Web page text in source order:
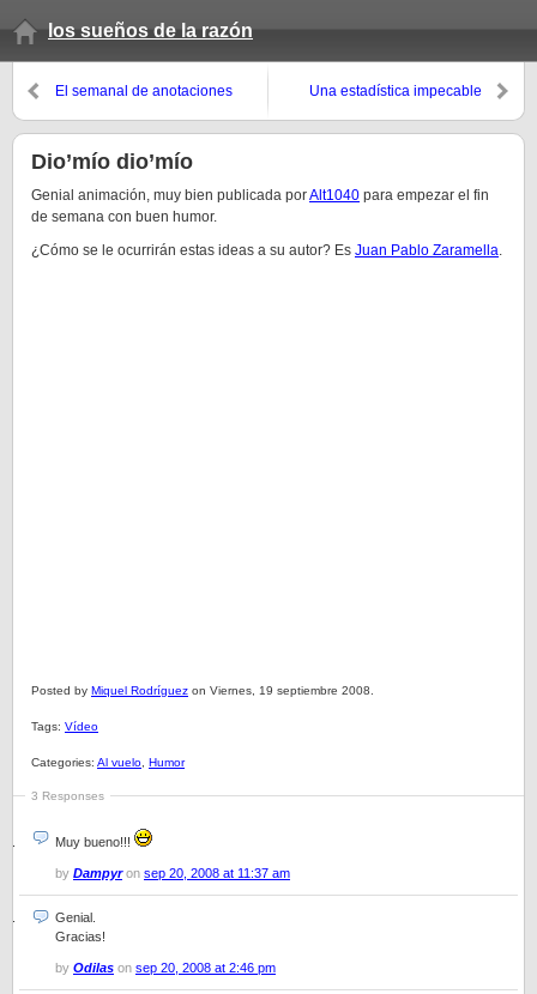
los sueños de la razón
El semanal de anotaciones
Una estadística impecable
Dio’mío dio’mío
Genial animación, muy bien publicada porAlt1040 para empezar el fin
de semana con buen humor.
¿Cómo se le ocurrirán estas ideas a su autor? Es Juan Pablo Zaramella.
Posted by Miquel Rodríguez on Viernes, 19 septiembre 2008.
Tags: Vídeo
Categories: Al vuelo Humor
3 Responses
Muy bueno!!!
by Dampyron sep 20, 2008 at 11:37 am
Genial.
Gracias!
by Odilas on sep 20, 2008 at 2:46 pm